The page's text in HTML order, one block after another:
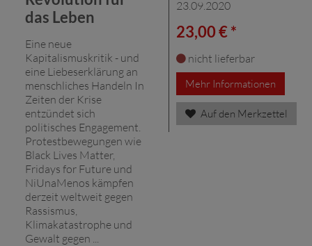
das Leben
Eine neue
Kapitalismuskritik - und
eine Liebeserklärung an
menschliches Handeln In
Zeiten der Krise
entzündet sich
politisches Engagement.
Protestbewegungen wie
Black Lives Matter,
Fridays for Future und
NiUnaMenos kämpfen
derzeit weltweit gegen
Rassismus,
Klimakatastrophe und
Gewalt gegen ...
23.09.2020
23,00 € *
nicht lieferbar
Mehr Informationen
Auf den Merkzettel